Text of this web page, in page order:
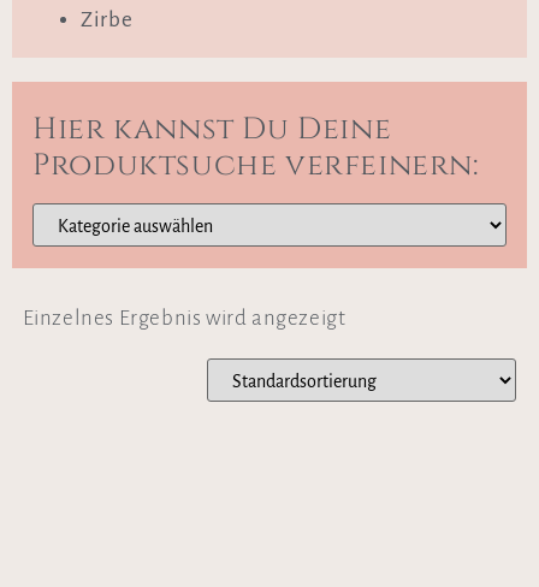
Zirbe
Hier kannst Du Deine
Produktsuche verfeinern:
Einzelnes Ergebnis wird angezeigt